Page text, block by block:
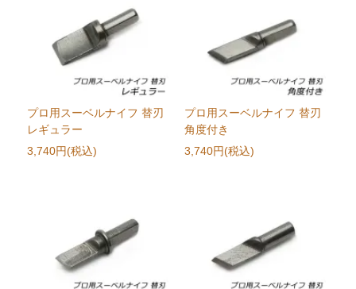
プロ用スーベルナイフ 替刃
レギュラー
3,740円(税込)
プロ用スーベルナイフ 替刃
角度付き
3,740円(税込)